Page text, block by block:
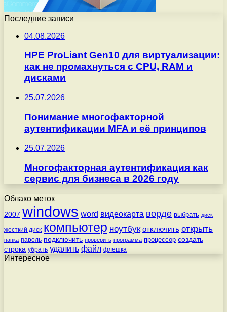
Последние записи
04.08.2026
HPE ProLiant Gen10 для виртуализации:
как не промахнуться с CPU, RAM и
дисками
25.07.2026
Понимание многофакторной
аутентификации MFA и её принципов
25.07.2026
Многофакторная аутентификация как
сервис для бизнеса в 2026 году
Облако меток
2007 windows word видеокарта ворде выбрать диск
жесткий диск компьютер ноутбук отключить открыть
папка пароль подключить проверить программа процессор создать
строка убрать удалить файл флешка
Интересное